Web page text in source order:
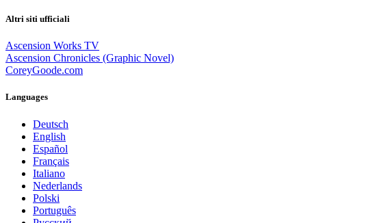
Altri siti ufficiali
Ascension Works TV
Ascension Chronicles (Graphic Novel)
CoreyGoode.com
Languages
Deutsch
English
Español
Français
Italiano
Nederlands
Polski
Português